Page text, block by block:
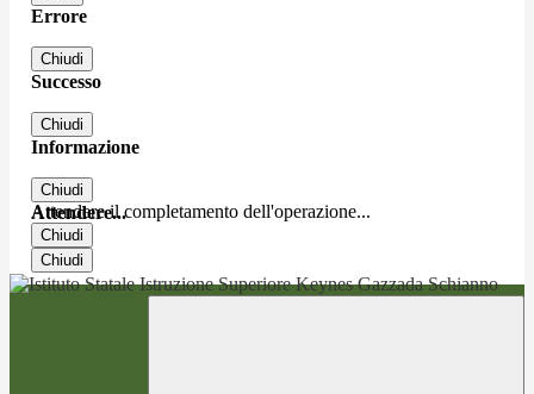
Errore
Chiudi
Successo
Chiudi
Informazione
Chiudi
Attendere...
Attendere il completamento dell'operazione...
Chiudi
Chiudi